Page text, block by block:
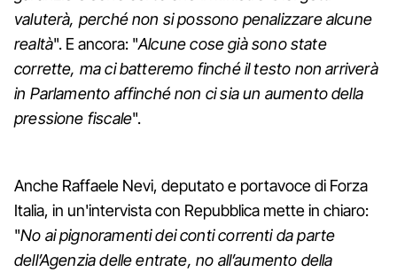
valuterà, perché non si possono penalizzare alcune
realtà". E ancora: "Alcune cose già sono state
corrette, ma ci batteremo finché il testo non arriverà
in Parlamento affinché non ci sia un aumento della
pressione fiscale".
Anche Raffaele Nevi, deputato e portavoce di Forza
Italia, in un'intervista con Repubblica mette in chiaro:
"No ai pignoramenti dei conti correnti da parte
dell’Agenzia delle entrate, no all’aumento della